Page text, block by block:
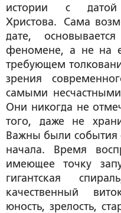
истории с датой
Христова. Сама
дате,
феномене, а не на
требующем
зрения
самыми
Они никогда не
того, даже не
Важны были события
начала. Время
имеющее точку
гигантская
качественный
юность, зрелость,